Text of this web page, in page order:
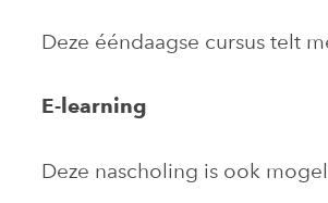
Deze ééndaagse cursus telt
E-learning
Deze nascholing is ook